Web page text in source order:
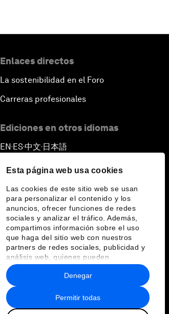
Esta página web usa cookies
Las cookies de este sitio web se usan
para personalizar el contenido y los
anuncios, ofrecer funciones de redes
sociales y analizar el tráfico. Además,
compartimos información sobre el uso
que haga del sitio web con nuestros
partners de redes sociales, publicidad y
análisis web, quienes pueden
combinarla con otra información que les
haya proporcionado o que hayan
recopilado a partir del uso que haya
hecho de sus servicios.
Permitir todas
Denegar
Enlaces directos
La sostenibilidad en el Foro
Carreras profesionales
Ediciones en otros idiomas
EN ▪ ES▪中文▪ 日本語